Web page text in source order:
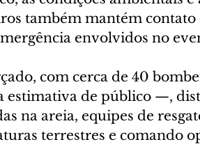
também mantém
envolvidos no
com cerca de 40
estimativa de público —,
na areia, equipes de
terrestres e comando